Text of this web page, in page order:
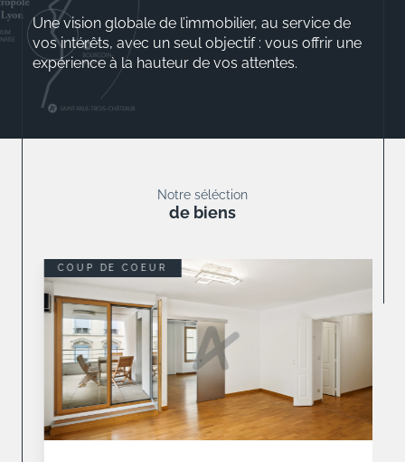
Une vision globale de l’immobilier, au service de
vos intérêts, avec un seul objectif : vous offrir une
expérience à la hauteur de vos attentes.
Notre séléction
de biens
COUP DE COEUR